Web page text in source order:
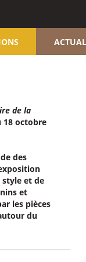
de la
18 octobre
des
style et de
et
les pièces
du